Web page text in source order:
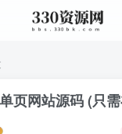
页网站源码 (只